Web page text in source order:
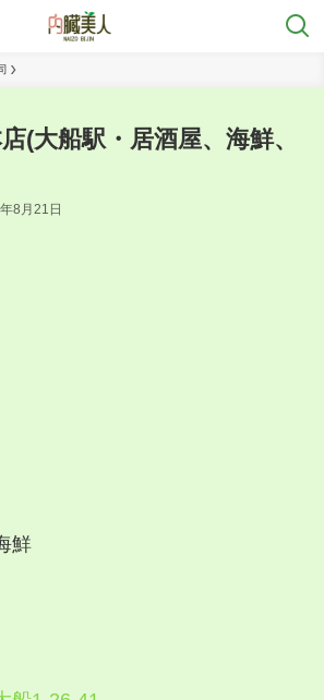
(大船駅・居酒屋、海鮮、
8月21日
鮮